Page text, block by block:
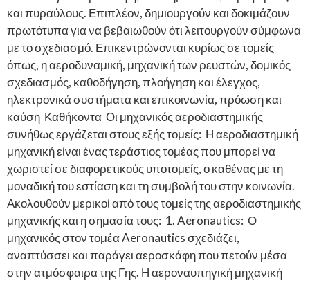
και πυραύλους. Επιπλέον, δημιουργούν και δοκιμάζουν
πρωτότυπα για να βεβαιωθούν ότι λειτουργούν σύμφωνα
με το σχεδιασμό. Επικεντρώνονται κυρίως σε τομείς
όπως, η αεροδυναμική, μηχανική των ρευστών, δομικός
σχεδιασμός, καθοδήγηση, πλοήγηση και έλεγχος,
ηλεκτρονικά συστήματα και επικοινωνία, πρόωση και
καύση Καθήκοντα Οι μηχανικός αεροδιαστημικής
συνήθως εργάζεται στους εξής τομείς: Η αεροδιαστημική
μηχανική είναι ένας τεράστιος τομέας που μπορεί να
χωριστεί σε διαφορετικούς υποτομείς, ο καθένας με τη
μοναδική του εστίαση και τη συμβολή του στην κοινωνία.
Ακολουθούν μερικοί από τους τομείς της αεροδιαστημικής
μηχανικής και η σημασία τους: 1. Aeronautics: Ο
μηχανικός στον τομέα Aeronautics σχεδιάζει,
αναπτύσσει και παράγει αεροσκάφη που πετούν μέσα
στην ατμόσφαιρα της Γης. Η αεροναυπηγική μηχανική